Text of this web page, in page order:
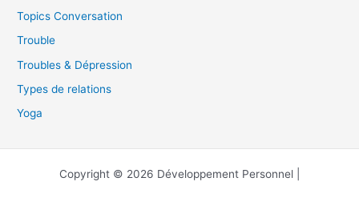
Topics Conversation
Trouble
Troubles & Dépression
Types de relations
Yoga
Copyright © 2026 Développement Personnel |